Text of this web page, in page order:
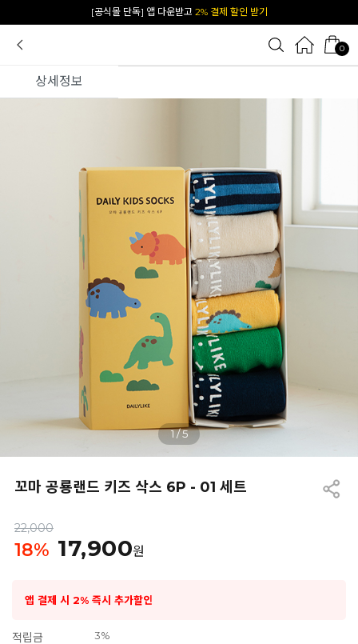
[공식몰 단독] 앱 다운받고 2% 결제 할인 받기
0
상세정보
1/5
꼬마 공룡랜드 키즈 삭스 6P - 01 세트
22,000
18% 17,900원
앱 결제 시 2% 즉시 추가할인
적립금 3%